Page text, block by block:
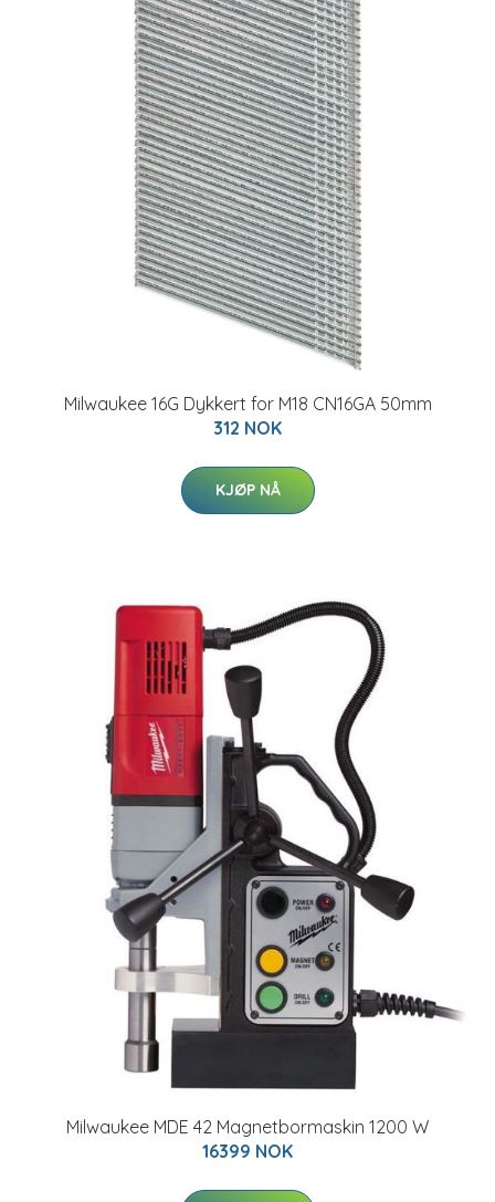
Milwaukee 16G Dykkert for M18 CN16GA 50mm
312 NOK
KJØP NÅ
Milwaukee MDE 42 Magnetbormaskin 1200 W
16399 NOK